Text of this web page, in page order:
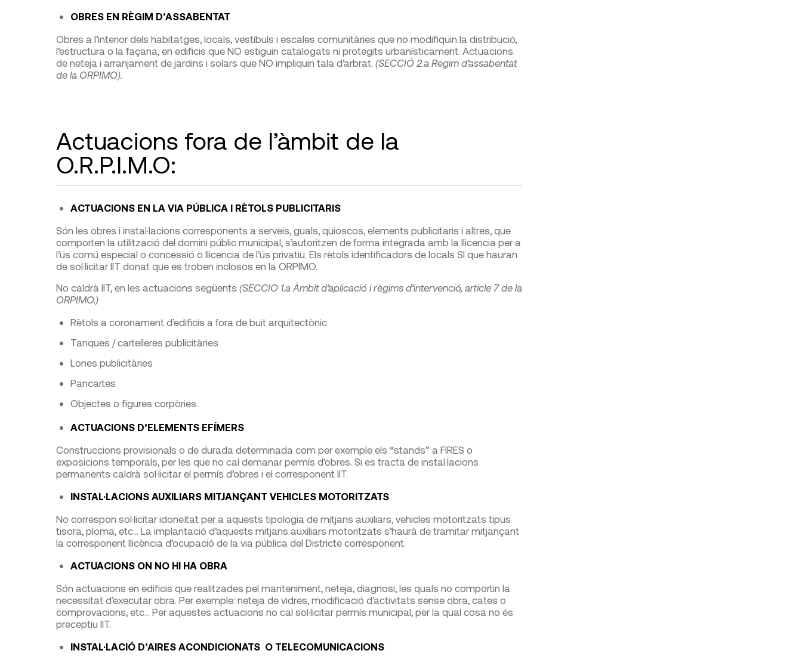
OBRES EN RÈGIM D’ASSABENTAT
Obres a l’interior dels habitatges, locals, vestíbuls i escales comunitàries que no modifiquin la distribució,
l’estructura o la façana, en edificis que NO estiguin catalogats ni protegits urbanísticament. Actuacions
de neteja i arranjament de jardins i solars que NO impliquin tala d’arbrat. (SECCIÓ 2.a Regim d’assabentat
de la ORPIMO).
Actuacions fora de l’àmbit de la
O.R.P.I.M.O:
ACTUACIONS EN LA VIA PÚBLICA I RÈTOLS PUBLICITARIS
Són les obres i instal·lacions corresponents a serveis, guals, quioscos, elements publicitaris i altres, que
comporten la utilització del domini públic municipal, s’autoritzen de forma integrada amb la llicencia per a
l’ús comú especial o concessió o llicencia de l’ús privatiu. Els rètols identificadors de locals SI que hauran
de sol·licitar IIT donat que es troben inclosos en la ORPIMO.
No caldrà IIT, en les actuacions següents (SECCIO 1.a Àmbit d’aplicació i règims d’intervenció, article 7 de la
ORPIMO.)
Rètols a coronament d’edificis a fora de buit arquitectònic
Tanques / cartelleres publicitàries
Lones publicitàries
Pancartes
Objectes o figures corpòries.
ACTUACIONS D’ELEMENTS EFÍMERS
Construccions provisionals o de durada determinada com per exemple els “stands” a FIRES o
exposicions temporals, per les que no cal demanar permís d’obres. Si es tracta de instal·lacions
permanents caldrà sol·licitar el permís d’obres i el corresponent IIT.
INSTAL·LACIONS AUXILIARS MITJANÇANT VEHICLES MOTORITZATS
No correspon sol·licitar idoneïtat per a aquests tipologia de mitjans auxiliars, vehicles motoritzats tipus
tisora, ploma, etc… La implantació d’aquests mitjans auxiliars motoritzats s’haurà de tramitar mitjançant
la corresponent llicència d’ocupació de la via pública del Districte corresponent.
ACTUACIONS ON NO HI HA OBRA
Són actuacions en edificis que realitzades pel manteniment, neteja, diagnosi, les quals no comportin la
necessitat d’executar obra. Per exemple: neteja de vidres, modificació d’activitats sense obra, cates o
comprovacions, etc… Per aquestes actuacions no cal sol·licitar permís municipal, per la qual cosa no és
preceptiu IIT.
INSTAL·LACIÓ D’AIRES ACONDICIONATS O TELECOMUNICACIONS